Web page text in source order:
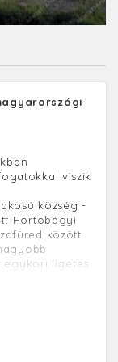
viszik
község -
Hortobágyi
között
egykori ligetes
formálta
a
– a török